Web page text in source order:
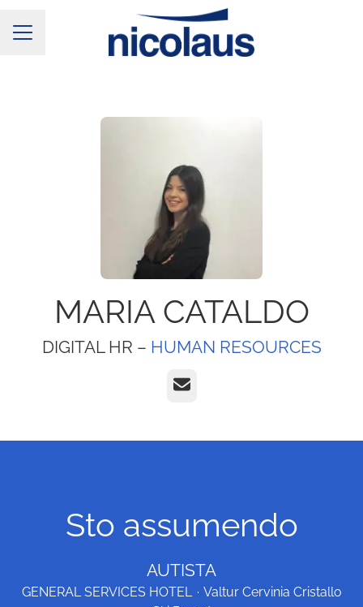
Menu Carriera
MARIA CATALDO
DIGITAL HR – HUMAN RESOURCES
E-mail
Sto assumendo
AUTISTA
GENERAL SERVICES HOTEL · Valtur Cervinia Cristallo